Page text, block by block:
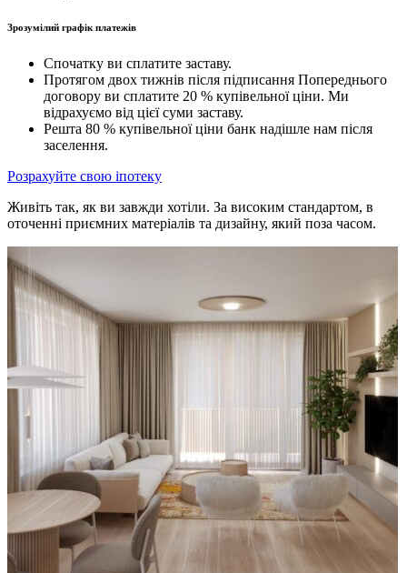
Зрозумілий графік платежів
Спочатку ви сплатите заставу.
Протягом двох тижнів після підписання Попереднього
договору ви сплатите 20 % купівельної ціни. Ми
відрахуємо від цієї суми заставу.
Решта 80 % купівельної ціни банк надішле нам після
заселення.
Розрахуйте свою іпотеку
Живіть так, як ви завжди хотіли. За високим стандартом, в
оточенні приємних матеріалів та дизайну, який поза часом.